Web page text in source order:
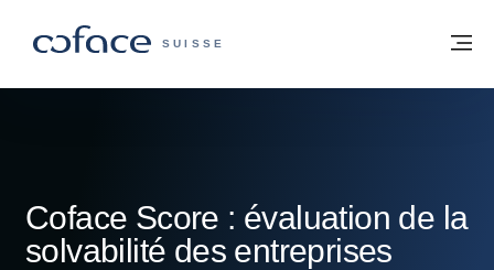
COFACE, FOR TRADE - PAGE
SUISSE
Retour à la page d'accueil
Coface Score : évaluation de la
solvabilité des entreprises